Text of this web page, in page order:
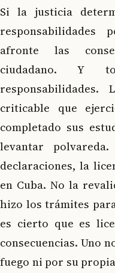
Si la justicia
responsabilidades
afronte las
ciudadano. Y
criticable que
completado sus
levantar
declaraciones, la
en Cuba. No la
hizo los trámites
es cierto que es
consecuencias. Uno
fuego ni por su